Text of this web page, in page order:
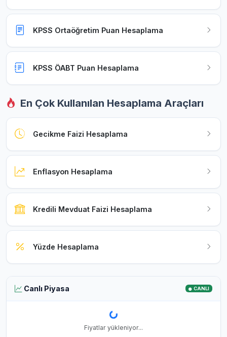
KPSS Ortaöğretim Puan Hesaplama
KPSS ÖABT Puan Hesaplama
En Çok Kullanılan Hesaplama Araçları
Gecikme Faizi Hesaplama
Enflasyon Hesaplama
Kredili Mevduat Faizi Hesaplama
Yüzde Hesaplama
Canlı Piyasa CANLI
Fiyatlar yükleniyor...